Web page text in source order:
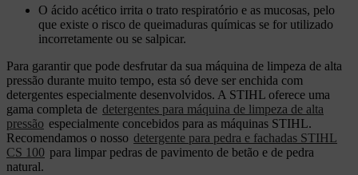
O ácido acético irrita o trato respiratório e as mucosas, pelo
que existe o risco de queimaduras químicas se for utilizado
incorretamente ou se salpicar.
Para garantir que pode desfrutar da sua máquina de limpeza de alta
pressão durante muito tempo, esta só deve ser enchida com
detergentes especialmente desenvolvidos. A STIHL oferece uma
gama completa de detergentes para máquina de limpeza de alta
pressão especialmente concebidos para as máquinas STIHL.
Recomendamos o nosso detergente para pedra e fachadas STIHL
CS 100 para limpar pedras de pavimento de betão e de pedra
natural.